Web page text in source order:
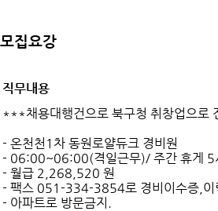
모집요강
직무내용
***채용대행건으로 북구청 취창업으
- 온천천1차 동원로얄듀크 경비원
- 06:00~06:00(격일근무)/ 주간 휴게 5
- 월급 2,268,520 원
- 팩스 051-334-3854로 경비이수증,이
- 아파트로 방문금지.